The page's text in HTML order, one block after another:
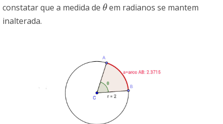
constatar que a medida de θ
θem radianos se mantem
inalterada.